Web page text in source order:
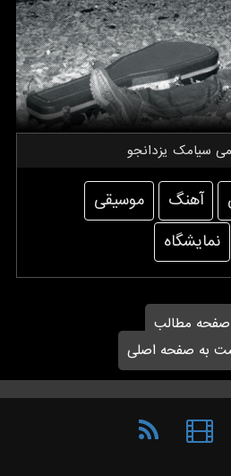
سیامك یزدانجو
آهنگ
موسیقی
نمایشگاه
صفحه مطالب
به صفحه اصلی